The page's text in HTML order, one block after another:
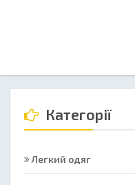
Категорії
Легкий одяг